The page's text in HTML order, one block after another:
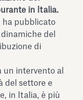
in Italia.
ha pubblicato
del
di
un intervento al
del settore e
in Italia, è più